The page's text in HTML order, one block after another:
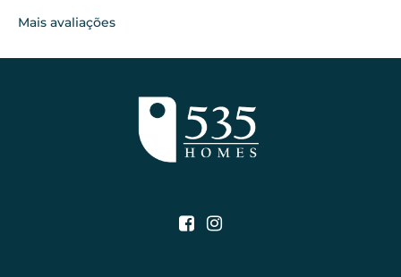
Mais avaliações